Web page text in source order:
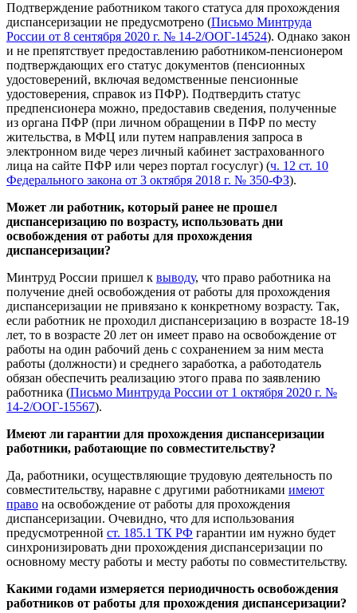
Подтверждение работником такого статуса для прохождения
диспансеризации не предусмотрено (Письмо Минтруда
России от 8 сентября 2020 г. № 14-2/ООГ-14524). Однако закон
и не препятствует предоставлению работником-пенсионером
подтверждающих его статус документов (пенсионных
удостоверений, включая ведомственные пенсионные
удостоверения, справок из ПФР). Подтвердить статус
предпенсионера можно, предоставив сведения, полученные
из органа ПФР (при личном обращении в ПФР по месту
жительства, в МФЦ или путем направления запроса в
электронном виде через личный кабинет застрахованного
лица на сайте ПФР или через портал госуслуг) (ч. 12 ст. 10
Федерального закона от 3 октября 2018 г. № 350-ФЗ).
Может ли работник, который ранее не прошел
диспансеризацию по возрасту, использовать дни
освобождения от работы для прохождения
диспансеризации?
Минтруд России пришел к выводу, что право работника на
получение дней освобождения от работы для прохождения
диспансеризации не привязано к конкретному возрасту. Так,
если работник не проходил диспансеризацию в возрасте 18-19
лет, то в возрасте 20 лет он имеет право на освобождение от
работы на один рабочий день с сохранением за ним места
работы (должности) и среднего заработка, а работодатель
обязан обеспечить реализацию этого права по заявлению
работника (Письмо Минтруда России от 1 октября 2020 г. №
14-2/ООГ-15567).
Имеют ли гарантии для прохождения диспансеризации
работники, работающие по совместительству?
Да, работники, осуществляющие трудовую деятельность по
совместительству, наравне с другими работниками имеют
право на освобождение от работы для прохождения
диспансеризации. Очевидно, что для использования
предусмотренной ст. 185.1 ТК РФ гарантии им нужно будет
синхронизировать дни прохождения диспансеризации по
основному месту работы и месту работы по совместительству.
Какими годами измеряется периодичность освобождения
работников от работы для прохождения диспансеризации?